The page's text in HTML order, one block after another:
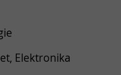
Elektronika